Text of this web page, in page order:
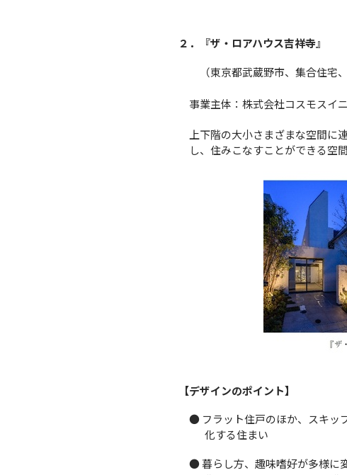
２．『ザ・ロアハウス吉祥寺』
（東京都武蔵野市、集合住宅
事業主体：株式会社コスモスイ
上下階の大小さまざまな空間に
し、住みこなすことができる空
【デザインのポイント】
● フラット住戸のほか、スキッ
化する住まい
● 暮らし方、趣味嗜好が多様に